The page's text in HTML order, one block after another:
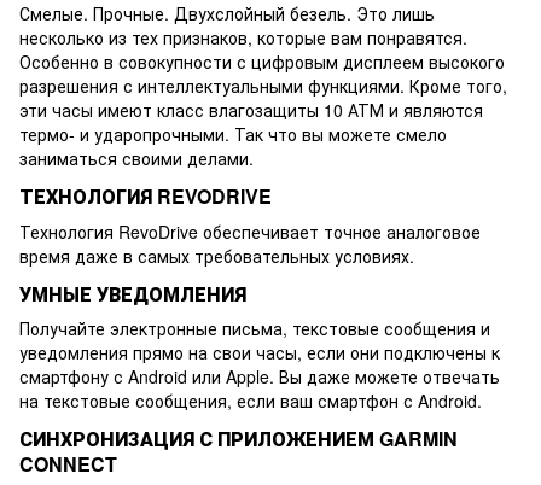
Смелые. Прочные. Двухслойный безель. Это лишь
несколько из тех признаков, которые вам понравятся.
Особенно в совокупности с цифровым дисплеем высокого
разрешения с интеллектуальными функциями. Кроме того,
эти часы имеют класс влагозащиты 10 АТМ и являются
термо- и ударопрочными. Так что вы можете смело
заниматься своими делами.
ТЕХНОЛОГИЯ REVODRIVE
Технология RevoDrive обеспечивает точное аналоговое
время даже в самых требовательных условиях.
УМНЫЕ УВЕДОМЛЕНИЯ
Получайте электронные письма, текстовые сообщения и
уведомления прямо на свои часы, если они подключены к
смартфону с Android или Apple. Вы даже можете отвечать
на текстовые сообщения, если ваш смартфон с Android.
СИНХРОНИЗАЦИЯ С ПРИЛОЖЕНИЕМ GARMIN
CONNECT